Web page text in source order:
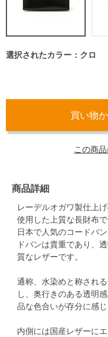
選択されたカラー：クロ
この商
商品詳細
レーデルオガワ製仕上
使用した上質な長財布で
日本で人気のコードバ
ドバンは貴重であり、
質なレザーです。
通称、水染めと称され
し、奥行きのある透明
品な色合いが存分に感じ
内側には国産レザーに